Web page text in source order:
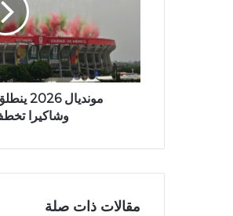
وشاكيرا
مقالات ذات صلة